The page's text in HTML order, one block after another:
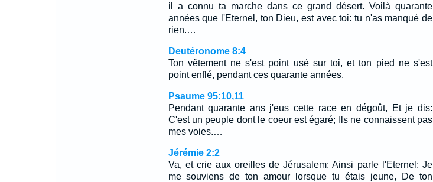
il a connu ta marche dans ce grand désert. Voilà quarante
années que l'Eternel, ton Dieu, est avec toi: tu n'as manqué de
rien.…
Deutéronome 8:4
Ton vêtement ne s'est point usé sur toi, et ton pied ne s'est
point enflé, pendant ces quarante années.
Psaume 95:10,11
Pendant quarante ans j'eus cette race en dégoût, Et je dis:
C'est un peuple dont le coeur est égaré; Ils ne connaissent pas
mes voies.…
Jérémie 2:2
Va, et crie aux oreilles de Jérusalem: Ainsi parle l'Eternel: Je
me souviens de ton amour lorsque tu étais jeune, De ton